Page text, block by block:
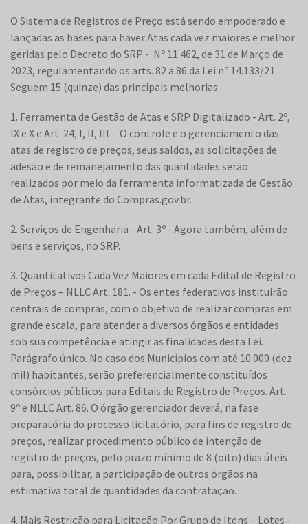
O Sistema de Registros de Preço está sendo empoderado e
lançadas as bases para haver Atas cada vez maiores e melhor
geridas pelo Decreto do SRP - Nº 11.462, de 31 de Março de
2023, regulamentando os arts. 82 a 86 da Lei nº 14.133/21.
Seguem 15 (quinze) das principais melhorias:
1. Ferramenta de Gestão de Atas e SRP Digitalizado - Art. 2º,
IX e X e Art. 24, I, II, III - O controle e o gerenciamento das
atas de registro de preços, seus saldos, as solicitações de
adesão e de remanejamento das quantidades serão
realizados por meio da ferramenta informatizada de Gestão
de Atas, integrante do Compras.gov.br.
2. Serviços de Engenharia - Art. 3º - Agora também, além de
bens e serviços, no SRP.
3. Quantitativos Cada Vez Maiores em cada Edital de Registro
de Preços – NLLC Art. 181. - Os entes federativos instituirão
centrais de compras, com o objetivo de realizar compras em
grande escala, para atender a diversos órgãos e entidades
sob sua competência e atingir as finalidades desta Lei.
Parágrafo único. No caso dos Municípios com até 10.000 (dez
mil) habitantes, serão preferencialmente constituídos
consórcios públicos para Editais de Registro de Preços. Art.
9º e NLLC Art. 86. O órgão gerenciador deverá, na fase
preparatória do processo licitatório, para fins de registro de
preços, realizar procedimento público de intenção de
registro de preços, pelo prazo mínimo de 8 (oito) dias úteis
para, possibilitar, a participação de outros órgãos na
estimativa total de quantidades da contratação.
4. Mais Restrição para Licitação Por Grupo de Itens – Lotes -